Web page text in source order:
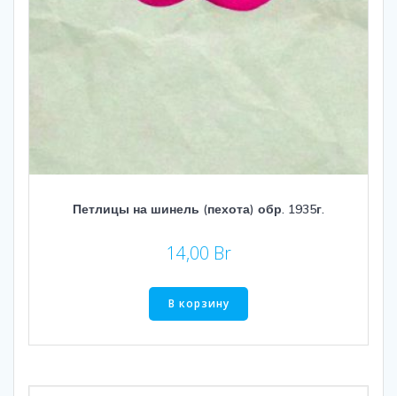
Петлицы на шинель (пехота) обр. 1935г.
14,00 Br
В корзину